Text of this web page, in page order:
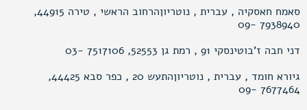
סאמח חאסקיה , עברית , נוטריוןהרחוב הראשי , טירה 44915,
7938940 -09
דני חבה ז’בוטינסקי 91 , רמת גן 52553, 7517106 -03
גיורא חומד , עברית , נוטריוןהתעש 20 , כפר סבא 44425,
7677464 -09